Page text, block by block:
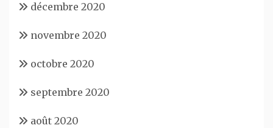
décembre 2020
novembre 2020
octobre 2020
septembre 2020
août 2020